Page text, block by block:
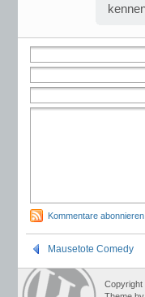
Kommentare abonnieren
Mausetote Comedy
Copyright